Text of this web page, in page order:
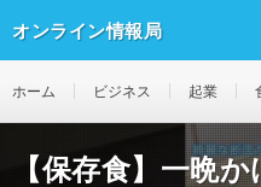
オンライン情報局
ホーム ビジネス 起業
【保存食】一晩